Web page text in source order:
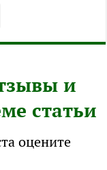
и
статьи
оцените